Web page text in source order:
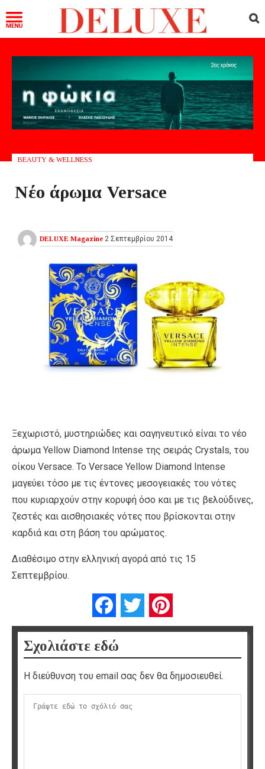
BEAUTY & WELLNESS
Νέο άρωμα Versace
DELUXE Magazine 2 Σεπτεμβρίου 2014
Ξεχωριστό, μυστηριώδες και σαγηνευτικό είναι το νέο
άρωμα Yellow Diamond Intense της σειράς Crystals, του
οίκου Versace. Το Versace Yellow Diamond Intense
μαγεύει τόσο με τις έντονες μεσογειακές του νότες
που κυριαρχούν στην κορυφή όσο και με τις βελούδινες,
ζεστές και αισθησιακές νότες που βρίσκονται στην
καρδιά και στη βάση του αρώματος.
Διαθέσιμο στην ελληνική αγορά από τις 15
Σεπτεμβρίου.
FacebookTwitter
Σχολιάστε εδώ
Η διεύθυνση του email σας δεν θα δημοσιευθεί.